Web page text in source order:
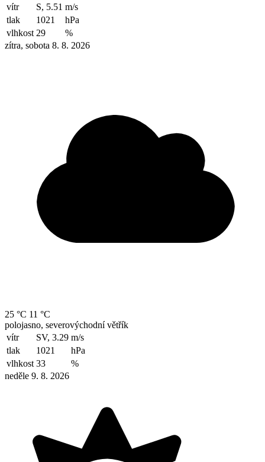
vítr
S, 5.51 m/s
tlak
1021
hPa
vlhkost 29
%
zítra, sobota 8. 8. 2026
25 °C 11 °C
polojasno, severovýchodní větřík
vítr
SV, 3.29 m/s
tlak
1021
hPa
vlhkost 33
%
neděle 9. 8. 2026